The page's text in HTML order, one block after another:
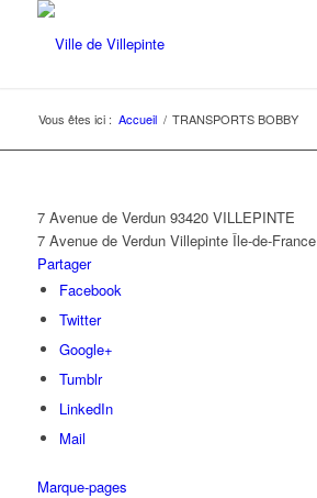
Vous êtes ici : Accueil / TRANSPORTS BOBBY
7 Avenue de Verdun 93420 VILLEPINTE
7 Avenue de Verdun Villepinte Île-de-France
Partager
Facebook
Twitter
Google+
Tumblr
LinkedIn
Mail
Marque-pages